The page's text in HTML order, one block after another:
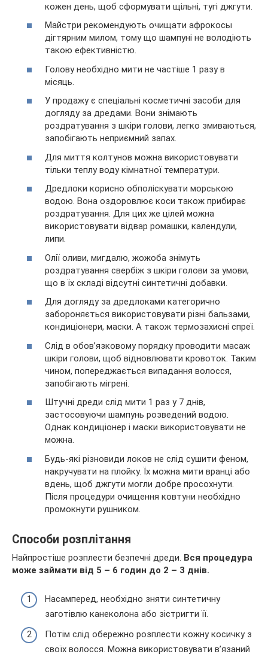
кожен день, щоб сформувати щільні, тугі джгути.
Майстри рекомендують очищати афрокосы
дігтярним милом, тому що шампуні не володіють
такою ефективністю.
Голову необхідно мити не частіше 1 разу в
місяць.
У продажу є спеціальні косметичні засоби для
догляду за дредами. Вони знімають
роздратування з шкіри голови, легко змиваються,
запобігають неприємний запах.
Для миття колтунов можна використовувати
тільки теплу воду кімнатної температури.
Дредлоки корисно обполіскувати морською
водою. Вона оздоровлює коси також прибирає
роздратування. Для цих же цілей можна
використовувати відвар ромашки, календули,
липи.
Олії оливи, мигдалю, жожоба знімуть
роздратування свербіж з шкіри голови за умови,
що в їх складі відсутні синтетичні добавки.
Для догляду за дредлоками категорично
забороняється використовувати різні бальзами,
кондиціонери, маски. А також термозахисні спреї.
Слід в обов’язковому порядку проводити масаж
шкіри голови, щоб відновлювати кровоток. Таким
чином, попереджається випадання волосся,
запобігають мігрені.
Штучні дреди слід мити 1 раз у 7 днів,
застосовуючи шампунь розведений водою.
Однак кондиціонер і маски використовувати не
можна.
Будь-які різновиди локов не слід сушити феном,
накручувати на плойку. Їх можна мити вранці або
вдень, щоб джгути могли добре просохнути.
Після процедури очищення ковтуни необхідно
промокнути рушником.
Способи розплітання
Найпростіше розплести безпечні дреди. Вся процедура
може займати від 5 – 6 годин до 2 – 3 днів.
Насамперед, необхідно зняти синтетичну
заготівлю канеколона або зістригти її.
Потім слід обережно розплести кожну косичку з
своїх волосся. Можна використовувати в’язаний